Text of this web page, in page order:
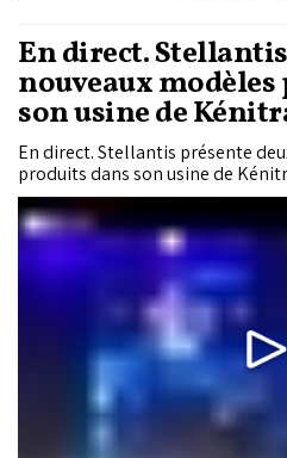
En direct.
nouveaux
son usine de
En direct. Stellantis présente
produits dans son usine de